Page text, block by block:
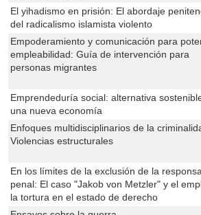
El yihadismo en prisión: El abordaje
del radicalismo islamista violento
Empoderamiento y comunicación para
empleabilidad: Guía de intervención para
personas migrantes
Emprendeduría social: alternativa
una nueva economía
Enfoques multidisciplinarios de la
Violencias estructurales
En los límites de la exclusión de la
penal: El caso "Jakob von Metzler" y el
la tortura en el estado de derecho